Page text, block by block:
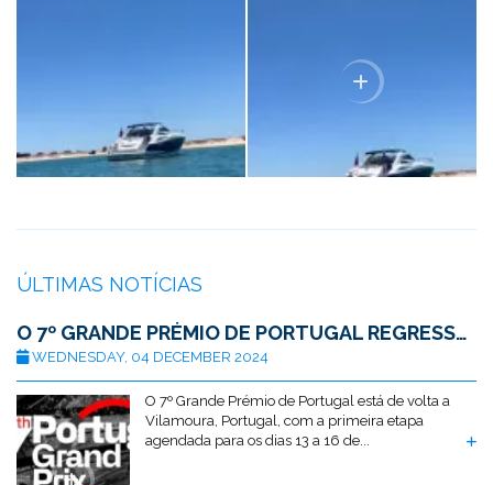
ÚLTIMAS NOTÍCIAS
O 7º GRANDE PRÉMIO DE PORTUGAL REGRESSA A VILAMOURA
WEDNESDAY, 04 DECEMBER 2024
O 7º Grande Prémio de Portugal está de volta a
Vilamoura, Portugal, com a primeira etapa
agendada para os dias 13 a 16 de...